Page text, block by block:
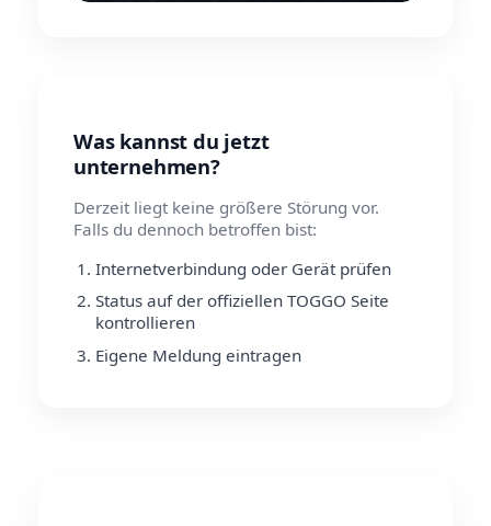
Was kannst du jetzt
unternehmen?
Derzeit liegt keine größere Störung vor.
Falls du dennoch betroffen bist:
Internetverbindung oder Gerät prüfen
Status auf der offiziellen TOGGO Seite
kontrollieren
Eigene Meldung eintragen